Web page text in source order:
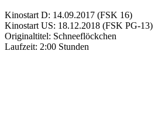
Kinostart D: 14.09.2017 (FSK 16)
Kinostart US: 18.12.2018 (FSK PG-13)
Originaltitel: Schneeflöckchen
Laufzeit: 2:00 Stunden